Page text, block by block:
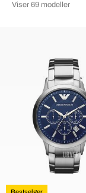
Viser 69 modeller